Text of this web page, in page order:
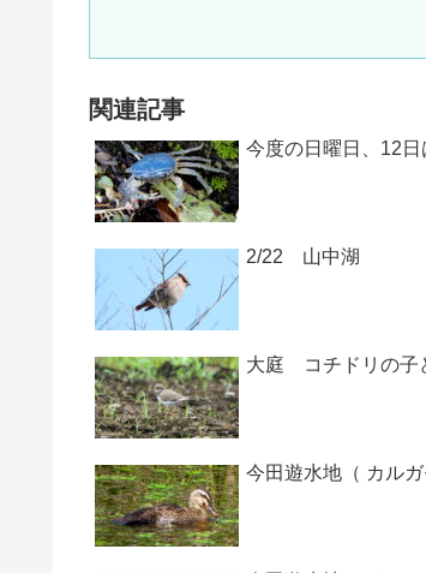
関連記事
今度の日曜日、12
2/22 山中湖
大庭 コチドリの子
今田遊水地（ カルガ